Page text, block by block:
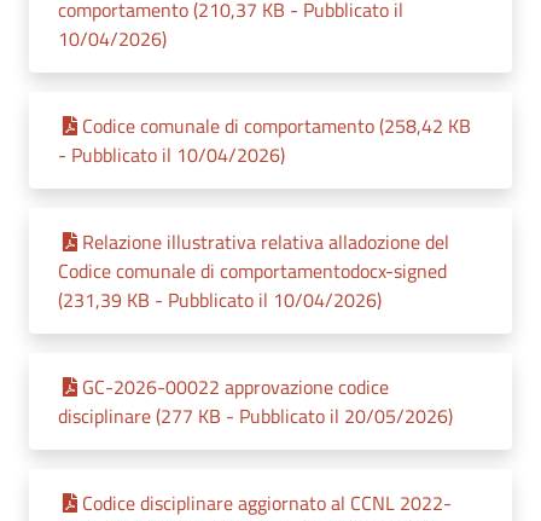
comportamento (210,37 KB - Pubblicato il
10/04/2026)
Codice comunale di comportamento (258,42 KB
- Pubblicato il 10/04/2026)
Relazione illustrativa relativa alladozione del
Codice comunale di comportamentodocx-signed
(231,39 KB - Pubblicato il 10/04/2026)
GC-2026-00022 approvazione codice
disciplinare (277 KB - Pubblicato il 20/05/2026)
Codice disciplinare aggiornato al CCNL 2022-